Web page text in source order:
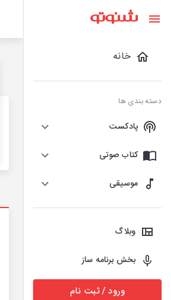
خانه
دسته بندی ها
پادکست
کتاب صوتی
موسیقی
وبلاگ
بخش برنامه ساز
ورود / ثبت نام